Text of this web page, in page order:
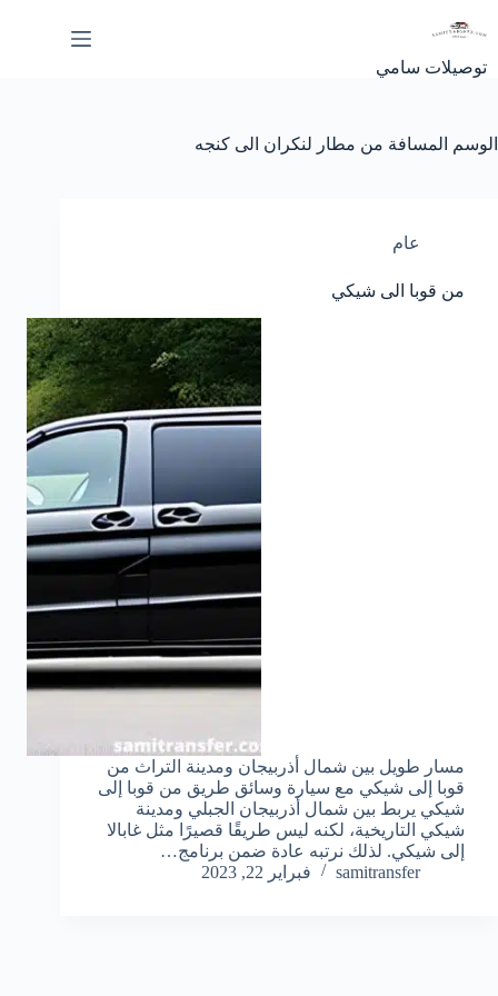
إلى
توصيلات سامي
الوسم المسافة من مطار لنكران الى كنجه
عام
من قوبا الى شيكي
مسار طويل بين شمال أذربيجان ومدينة التراث من
قوبا إلى شيكي مع سيارة وسائق طريق من قوبا إلى
شيكي يربط بين شمال أذربيجان الجبلي ومدينة
شيكي التاريخية، لكنه ليس طريقًا قصيرًا مثل غابالا
إلى شيكي. لذلك نرتبه عادة ضمن برنامج…
samitransfer
فبراير 22, 2023